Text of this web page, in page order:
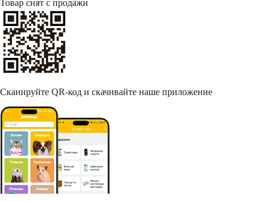
Товар снят с продажи
Сканируйте QR-код и скачивайте наше приложение